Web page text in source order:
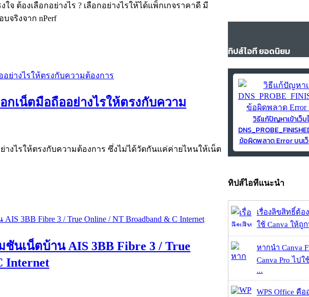
จ ต้องเลือกอย่างไร ? เลือกอย่างไรให้ได้แพ็กเกจราคาดี มี
จริงจาก nPerf
กเน็ตมือถืออย่างไรให้ตรงกับความ
างไรให้ตรงกับความต้องการ ซึ่งไม่ได้วัดกันแค่ค่ายไหนให้เน็ต
นเน็ตบ้าน AIS 3BB Fibre 3 / True
Internet
ทิปส์ไอที ยอดนิยม
วิธีแก้ปัญหาเข้าเว็บ
ข้อผิดพลาด Error บนเว็
ทิปส์ไอทีแนะนำ
เรื่องลิขสิทธิ์ต้อ
ใช้ Canva ให้ถูก
หากนำ Canva
Canva Pro ไปใ
...
WPS Office คือ